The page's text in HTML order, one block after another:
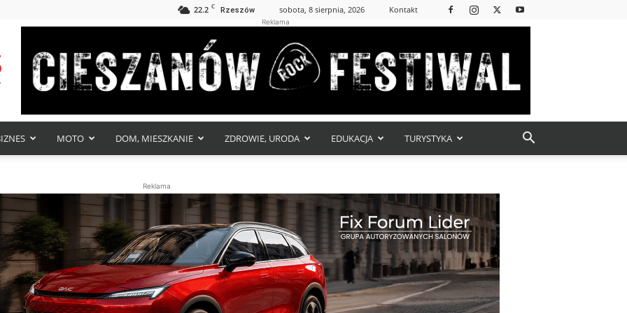
22.2 C Rzeszów sobota, 8 sierpnia, 2026 Kontakt
Reklama
MOTO DOM, MIESZKANIE ZDROWIE, URODA EDUKACJA TURYSTYKA
Reklama